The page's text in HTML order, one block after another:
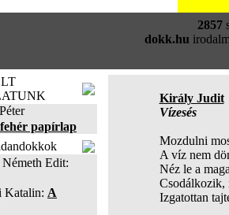
2857
dokk.hu
papírlap
Edit:
Katalin: A
Király Judit
Vízesés
Mozdulni
A víz nem
Néz le a
Csodálkozik,
Izgatottan